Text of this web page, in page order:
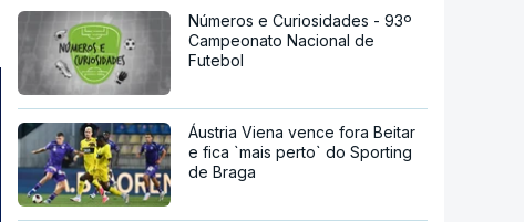
Números e Curiosidades - 93º
Campeonato Nacional de
Futebol
Áustria Viena vence fora Beitar
e fica `mais perto` do Sporting
de Braga